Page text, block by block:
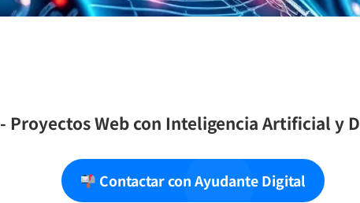
- Proyectos Web con Inteligencia Artificial y
Contactar con Ayudante Digital